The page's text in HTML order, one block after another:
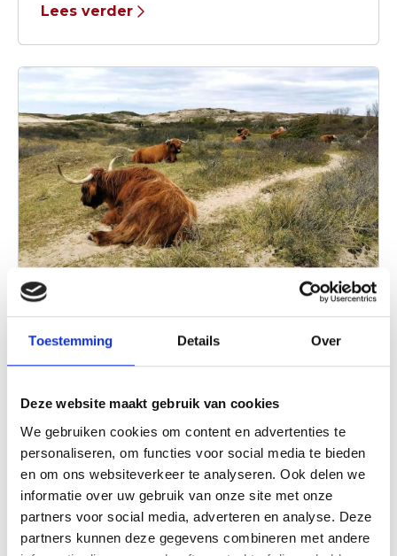
Toestemming Details Over
Deze website maakt gebruik van cookies
We gebruiken cookies om content en advertenties te
personaliseren, om functies voor social media te bieden
en om ons websiteverkeer te analyseren. Ook delen we
informatie over uw gebruik van onze site met onze
partners voor social media, adverteren en analyse. Deze
partners kunnen deze gegevens combineren met andere
Lees verder
Natuur
Van direct aan de zee en midden in de
Egmonden biedt een unieke variatie aan
vanaf het water.